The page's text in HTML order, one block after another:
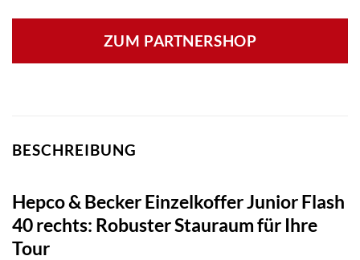
ZUM PARTNERSHOP
BESCHREIBUNG
Hepco & Becker Einzelkoffer Junior Flash
40 rechts: Robuster Stauraum für Ihre
Tour